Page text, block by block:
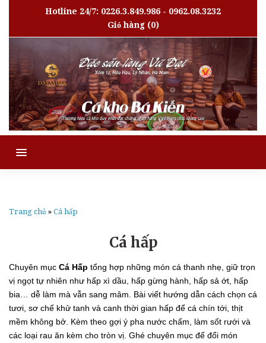
Hotline 24/7: 0226.3.849.986 - 0962.08.3232
Giỏ hàng(0)
MENU
Trang chủ » Cá hấp
Cá hấp
Chuyên mục Cá Hấp tổng hợp những món cá thanh nhẹ, giữ trọn
vị ngọt tự nhiên như hấp xì dầu, hấp gừng hành, hấp sả ớt, hấp
bia… dễ làm mà vẫn sang mâm. Bài viết hướng dẫn cách chọn cá
tươi, sơ chế khử tanh và canh thời gian hấp để cá chín tới, thịt
mềm không bở. Kèm theo gợi ý pha nước chấm, làm sốt rưới và
các loại rau ăn kèm cho tròn vị. Ghé chuyên mục để đổi món